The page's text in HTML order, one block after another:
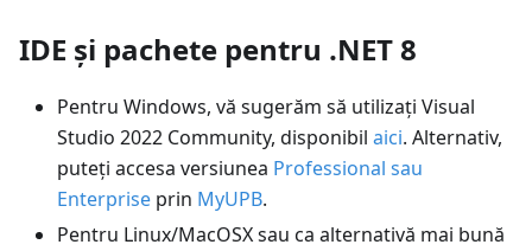
IDE și pachete pentru .NET 8
Pentru Windows, vă sugerăm să utilizați Visual
Studio 2022 Community, disponibil aici. Alternativ,
puteți accesa versiunea Professional sau
Enterprise prin MyUPB.
Pentru Linux/MacOSX sau ca alternativă mai bună